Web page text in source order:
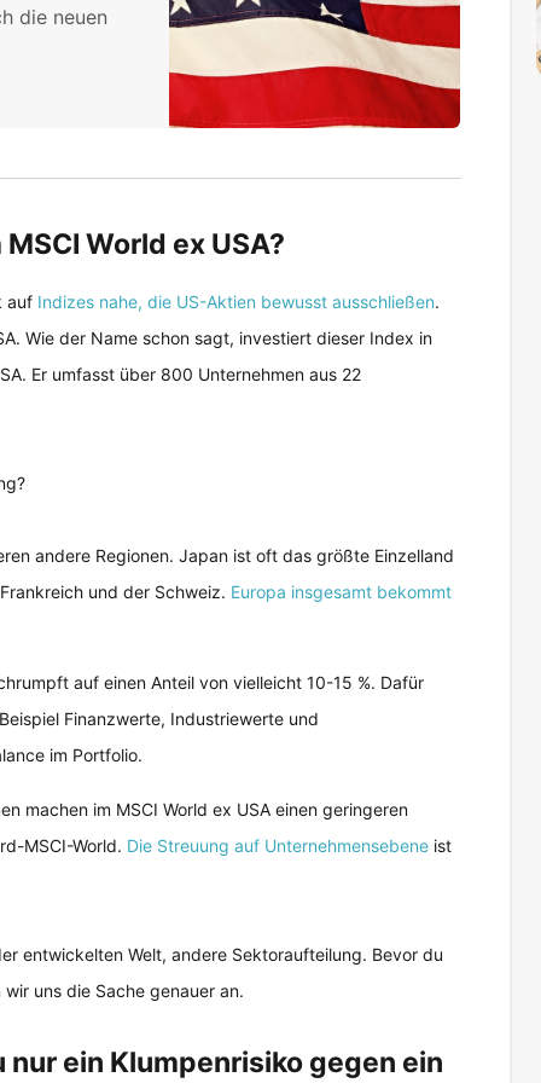
die neuen
World ex USA?
auf Indizes nahe, die US-Aktien bewusst ausschließen.
Wie der Name schon sagt, investiert dieser Index in
Er umfasst über 800 Unternehmen aus 22
andere Regionen. Japan ist oft das größte Einzelland
und der Schweiz. Europa insgesamt bekommt
auf einen Anteil von vielleicht 10-15 %. Dafür
Finanzwerte, Industriewerte und
im Portfolio.
machen im MSCI World ex USA einen geringeren
MSCI-World. Die Streuung auf Unternehmensebene ist
entwickelten Welt, andere Sektoraufteilung. Bevor du
uns die Sache genauer an.
ein Klumpenrisiko gegen ein